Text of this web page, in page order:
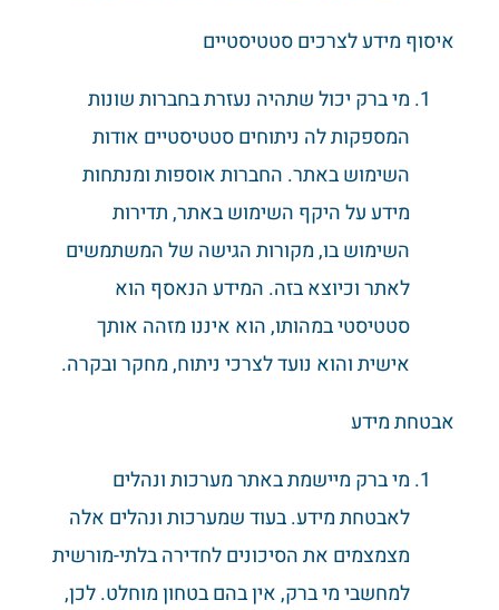
איסוף מידע לצרכים סטטיסטיים
מי ברק יכול שתהיה נעזרת בחברות שונות
המספקות לה ניתוחים סטטיסטיים אודות
השימוש באתר. החברות אוספות ומנתחות
מידע על היקף השימוש באתר, תדירות
השימוש בו, מקורות הגישה של המשתמשים
לאתר וכיוצא בזה. המידע הנאסף הוא
סטטיסטי במהותו, הוא איננו מזהה אותך
אישית והוא נועד לצרכי ניתוח, מחקר ובקרה.
אבטחת מידע
מי ברק מיישמת באתר מערכות ונהלים
לאבטחת מידע. בעוד שמערכות ונהלים אלה
מצמצמים את הסיכונים לחדירה בלתי-מורשית
למחשבי מי ברק, אין בהם בטחון מוחלט. לכן,